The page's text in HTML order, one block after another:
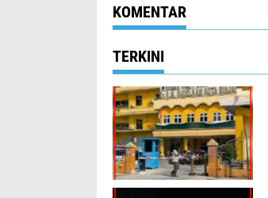
yang Hidup
KOMENTAR
TERKINI